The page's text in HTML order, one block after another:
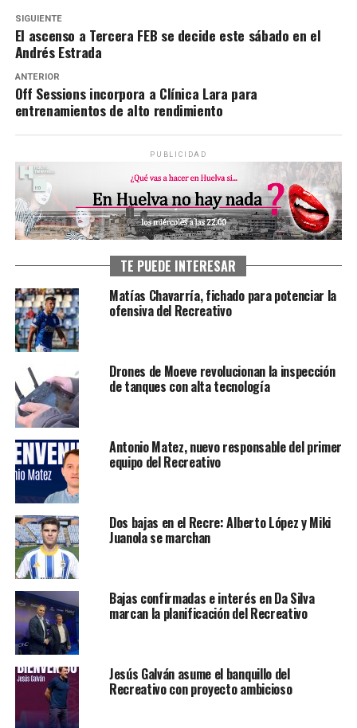
SIGUIENTE
El ascenso a Tercera FEB se decide este sábado en el
Andrés Estrada
ANTERIOR
Off Sessions incorpora a Clínica Lara para
entrenamientos de alto rendimiento
PUBLICIDAD
TE PUEDE INTERESAR
Matías Chavarría, fichado para potenciar la
ofensiva del Recreativo
Drones de Moeve revolucionan la inspección
de tanques con alta tecnología
Antonio Matez, nuevo responsable del primer
equipo del Recreativo
Dos bajas en el Recre: Alberto López y Miki
Juanola se marchan
Bajas confirmadas e interés en Da Silva
marcan la planificación del Recreativo
Jesús Galván asume el banquillo del
Recreativo con proyecto ambicioso